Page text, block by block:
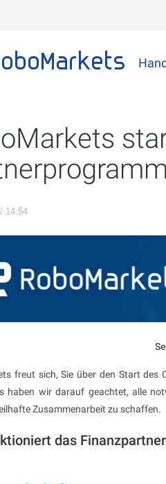
14:54
freut sich, Sie über den Start des
haben wir darauf geachtet, alle
Zusammenarbeit zu schaffen.
das